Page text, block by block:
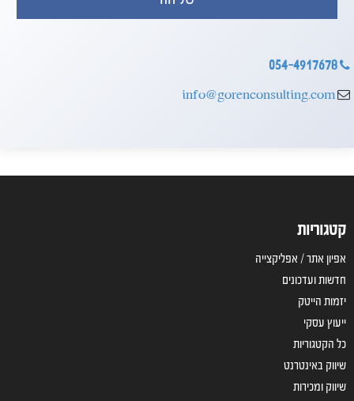
054-4917678
info@gorenconsulting.com
קטגוריות
אפיון אתר / אפליקצייה
חדשות ועדכונים
יזמות הייטק
ייעוץ עסקי
כל הקטגוריות
שיווק באינטרנט
שיווק ומכירות